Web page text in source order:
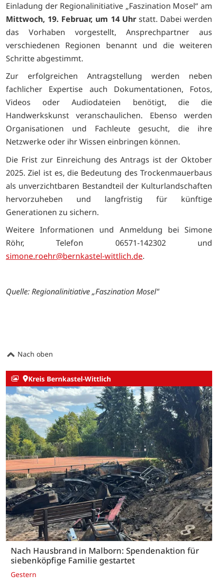
Einladung der Regionalinitiative „Faszination Mosel“ am
Mittwoch, 19. Februar, um 14 Uhrstatt. Dabei werden
das Vorhaben vorgestellt, Ansprechpartner aus
verschiedenen Regionen benannt und die weiteren
Schritte abgestimmt.
Zur erfolgreichen Antragstellung werden neben
fachlicher Expertise auch Dokumentationen, Fotos,
Videos oder Audiodateien benötigt, die die
Handwerkskunst veranschaulichen. Ebenso werden
Organisationen und Fachleute gesucht, die ihre
Netzwerke oder ihr Wissen einbringen können.
Die Frist zur Einreichung des Antrags ist der Oktober
2025. Ziel ist es, die Bedeutung des Trockenmauerbaus
als unverzichtbaren Bestandteil der Kulturlandschaften
hervorzuheben und langfristig für künftige
Generationen zu sichern.
Weitere Informationen und Anmeldung bei Simone
Röhr, Telefon 06571-142302 und
simone.roehr@bernkastel-wittlich.de.
Quelle:Regionalinitiative „Faszination Mosel"
Nach oben
Kreis Bernkastel-Wittlich
Nach Hausbrand in Malborn: Spendenaktion für
siebenköpfige Familie gestartet
Gestern